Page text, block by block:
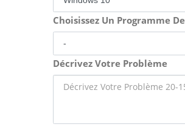
Choisissez Un Programme
Décrivez Votre Problème